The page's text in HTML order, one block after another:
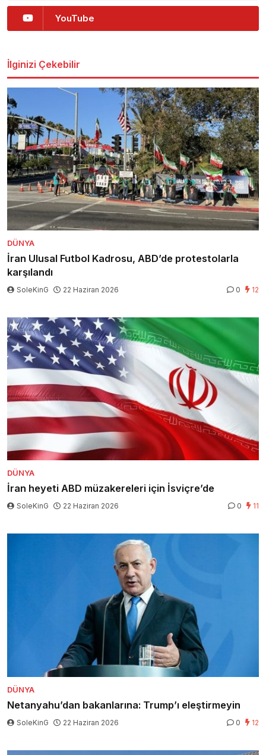
YouTube
İlginizi Çekebilir
DÜNYA
İran Ulusal Futbol Kadrosu, ABD’de protestolarla
karşılandı
SoleKinG 22 Haziran 2026 0 12
DÜNYA
İran heyeti ABD müzakereleri için İsviçre’de
SoleKinG 22 Haziran 2026 0 11
DÜNYA
Netanyahu’dan bakanlarına: Trump’ı eleştirmeyin
SoleKinG 22 Haziran 2026 0 12